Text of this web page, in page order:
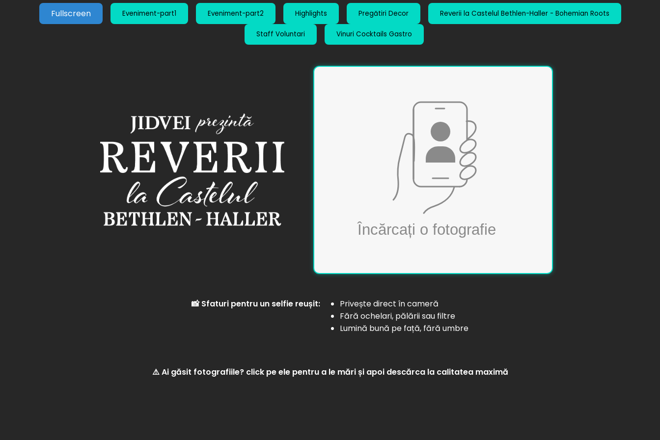
Fullscreen Eveniment-part1 Eveniment-part2 Highlights Pregătiri Decor Reverii la Castelul Bethlen-Haller - Bohemian Roots
Staff Voluntari Vinuri Cocktails Gastro
📸 Sfaturi pentru un selfie reușit:
Privește direct în cameră
Fără ochelari, pălării sau filtre
Lumină bună pe față, fără umbre
⚠️ Ai găsit fotografiile? click pe ele pentru a le mări și apoi descărca la calitatea maximă